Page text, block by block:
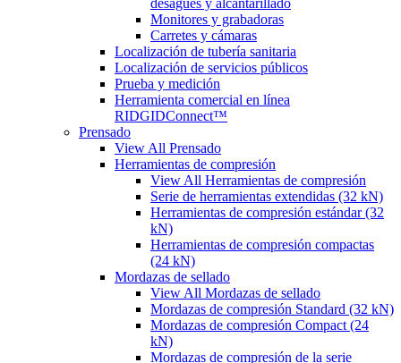
desagües y alcantarillado
Monitores y grabadoras
Carretes y cámaras
Localización de tubería sanitaria
Localización de servicios públicos
Prueba y medición
Herramienta comercial en línea
RIDGIDConnect™
Prensado
View All Prensado
Herramientas de compresión
View All Herramientas de compresión
Serie de herramientas extendidas (32 kN)
Herramientas de compresión estándar (32
kN)
Herramientas de compresión compactas
(24 kN)
Mordazas de sellado
View All Mordazas de sellado
Mordazas de compresión Standard (32 kN)
Mordazas de compresión Compact (24
kN)
Mordazas de compresión de la serie